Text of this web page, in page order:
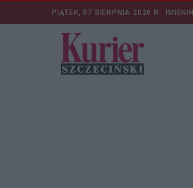
PIĄTEK, 07 SIERPNIA 2026 R.